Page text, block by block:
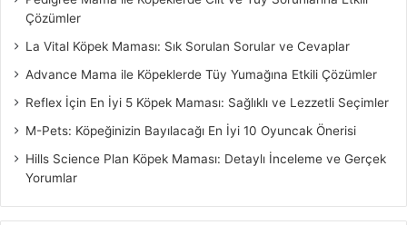
Çözümler
La Vital Köpek Maması: Sık Sorulan Sorular ve Cevaplar
Advance Mama ile Köpeklerde Tüy Yumağına Etkili Çözümler
Reflex İçin En İyi 5 Köpek Maması: Sağlıklı ve Lezzetli Seçimler
M-Pets: Köpeğinizin Bayılacağı En İyi 10 Oyuncak Önerisi
Hills Science Plan Köpek Maması: Detaylı İnceleme ve Gerçek
Yorumlar